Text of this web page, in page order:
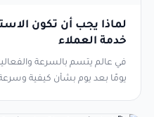
لماذا يجب أن تكون
خدمة العملاء
في عالم يتسم بالسرعة
يومًا بعد يوم بشأن كيفية